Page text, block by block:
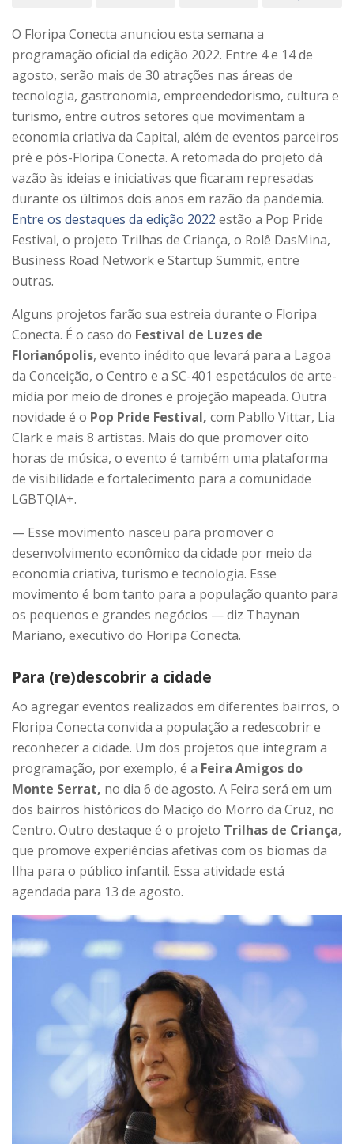
O Floripa Conecta anunciou esta semana a
programação oficial da edição 2022. Entre 4 e 14 de
agosto, serão mais de 30 atrações nas áreas de
tecnologia, gastronomia, empreendedorismo, cultura e
turismo, entre outros setores que movimentam a
economia criativa da Capital, além de eventos parceiros
pré e pós-Floripa Conecta. A retomada do projeto dá
vazão às ideias e iniciativas que ficaram represadas
durante os últimos dois anos em razão da pandemia.
Entre os destaques da edição 2022 estão a Pop Pride
Festival, o projeto Trilhas de Criança, o Rolê DasMina,
Business Road Network e Startup Summit, entre
outras.
Alguns projetos farão sua estreia durante o Floripa
Conecta. É o caso do Festival de Luzes de
Florianópolis, evento inédito que levará para a Lagoa
da Conceição, o Centro e a SC-401 espetáculos de arte-
mídia por meio de drones e projeção mapeada. Outra
novidade é o Pop Pride Festival, com Pabllo Vittar, Lia
Clark e mais 8 artistas. Mais do que promover oito
horas de música, o evento é também uma plataforma
de visibilidade e fortalecimento para a comunidade
LGBTQIA+.
— Esse movimento nasceu para promover o
desenvolvimento econômico da cidade por meio da
economia criativa, turismo e tecnologia. Esse
movimento é bom tanto para a população quanto para
os pequenos e grandes negócios — diz Thaynan
Mariano, executivo do Floripa Conecta.
Para (re)descobrir a cidade
Ao agregar eventos realizados em diferentes bairros, o
Floripa Conecta convida a população a redescobrir e
reconhecer a cidade. Um dos projetos que integram a
programação, por exemplo, é a Feira Amigos do
Monte Serrat, no dia 6 de agosto. A Feira será em um
dos bairros históricos do Maciço do Morro da Cruz, no
Centro. Outro destaque é o projeto Trilhas de Criança,
que promove experiências afetivas com os biomas da
Ilha para o público infantil. Essa atividade está
agendada para 13 de agosto.